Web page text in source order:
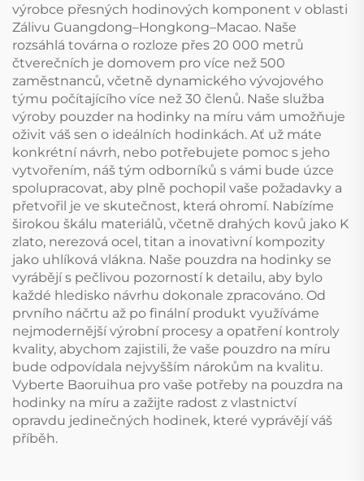
výrobce přesných hodinových komponent v oblasti
Zálivu Guangdong–Hongkong–Macao. Naše
rozsáhlá továrna o rozloze přes 20 000 metrů
čtverečních je domovem pro více než 500
zaměstnanců, včetně dynamického vývojového
týmu počítajícího více než 30 členů. Naše služba
výroby pouzder na hodinky na míru vám umožňuje
oživit váš sen o ideálních hodinkách. Ať už máte
konkrétní návrh, nebo potřebujete pomoc s jeho
vytvořením, náš tým odborníků s vámi bude úzce
spolupracovat, aby plně pochopil vaše požadavky a
přetvořil je ve skutečnost, která ohromí. Nabízíme
širokou škálu materiálů, včetně drahých kovů jako K
zlato, nerezová ocel, titan a inovativní kompozity
jako uhlíková vlákna. Naše pouzdra na hodinky se
vyrábějí s pečlivou pozorností k detailu, aby bylo
každé hledisko návrhu dokonale zpracováno. Od
prvního náčrtu až po finální produkt využíváme
nejmodernější výrobní procesy a opatření kontroly
kvality, abychom zajistili, že vaše pouzdro na míru
bude odpovídala nejvyšším nárokům na kvalitu.
Vyberte Baoruihua pro vaše potřeby na pouzdra na
hodinky na míru a zažijte radost z vlastnictví
opravdu jedinečných hodinek, které vyprávějí váš
příběh.